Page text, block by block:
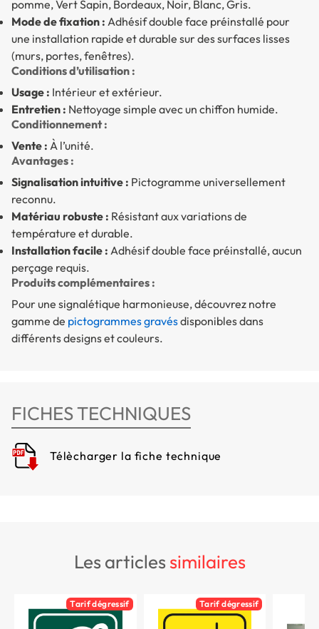
pomme, Vert Sapin, Bordeaux, Noir, Blanc, Gris.
Mode de fixation : Adhésif double face préinstallé pour
une installation rapide et durable sur des surfaces lisses
(murs, portes, fenêtres).
Conditions d’utilisation :
Usage : Intérieur et extérieur.
Entretien : Nettoyage simple avec un chiffon humide.
Conditionnement :
Vente : À l’unité.
Avantages :
Signalisation intuitive : Pictogramme universellement
reconnu.
Matériau robuste : Résistant aux variations de
température et durable.
Installation facile : Adhésif double face préinstallé, aucun
perçage requis.
Produits complémentaires :
Pour une signalétique harmonieuse, découvrez notre
gamme de pictogrammes gravésdisponibles dans
différents designs et couleurs.
FICHES TECHNIQUES
Télècharger la fiche technique
les articlessimilaires
Tarif dégressif Tarif dégressif